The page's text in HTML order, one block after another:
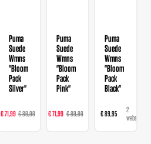
Puma
Suede
Wmns
"Bloom
Pack
Silver"
€ 71,99 € 89,99
webshops
Puma
Suede
Wmns
"Bloom
Pack
Pink"
€ 71,99 € 89,99
webshops
Puma
Suede
Wmns
"Bloom
Pack
Black"
€ 89,95
2
webshops